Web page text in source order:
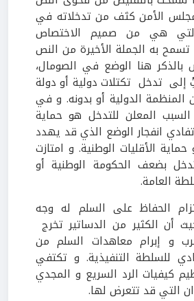
الأمن كثف من تدخلاته في
هي من صميم الاختصاص
به الجملة الأخيرة من النص
بالذكر هنا الوضع في الصومال،
إلى تدخل تكتلات دولية أو دولة
المنظمة الدولية أو بدونه. و في
المعلن للتدخل هو حماية
انفجار الوضع الذي قد يهدد
الأقليات الوطنية. و امتازت
بضعف الحكومة الوطنية أو
العامة.
الحفاظ على السلم له وجه
أن الكثير من الدساتير تخرج
و إبرام معاهدات السلم من
للسلطة التنفيذية. و تكتفي
كيفيات الرد السريع و المجدي
التي قد تتعرض لها.